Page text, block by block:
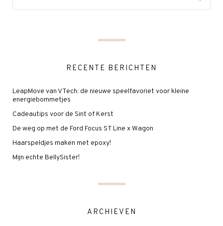
RECENTE BERICHTEN
LeapMove van VTech: de nieuwe speelfavoriet voor kleine
energiebommetjes
Cadeautips voor de Sint of Kerst
De weg op met de Ford Focus ST Line x Wagon
Haarspeldjes maken met epoxy!
Mijn echte BellySister!
ARCHIEVEN